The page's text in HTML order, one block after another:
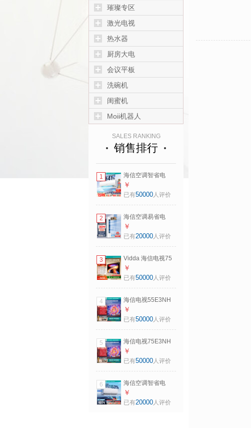
璀璨专区
激光电视
热水器
厨房大电
会议平板
洗碗机
闺蜜机
Moii机器人
SALES RANKING
销售排行
1
海信空调智省电
S550大1.5匹挂机
省电41%抗病毒大
KFR-35GW/S550-
X1
￥
已有50000人评价
2
海信空调易省电
E280大3匹客厅立
式柜机外机双排纯
72LW/E280-X1
￥
已有20000人评价
3
Vidda 海信电视75
英寸 R75 180Hz高
刷 2+32G 智慧屏
平板电视机75V1Q-
R
￥
已有50000人评价
4
海信电视55E3NH
Pro 55英寸 144Hz
高刷 杜比全景声 智
￥
已有50000人评价
5
海信电视75E3NH
Pro 75英寸 264Hz
高刷 高色域 2.2重
￥
已有50000人评价
6
海信空调智省电
ultra大薄荷大1.5匹
一级冷暖挂机外机
￥
已有20000人评价